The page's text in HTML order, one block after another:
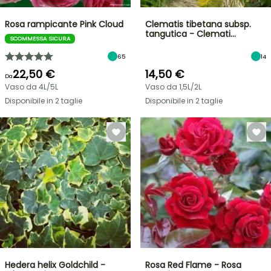
Rosa rampicante Pink Cloud
SCOMMESSA SICURA
65
Da22,50 €
Vaso da 4L/5L
Disponibile in 2 taglie
Clematis tibetana subsp.
tangutica - Clemati…
14
14,50 €
Vaso da 1,5L/2L
Disponibile in 2 taglie
Hedera helix Goldchild -
Rosa Red Flame - Rosa